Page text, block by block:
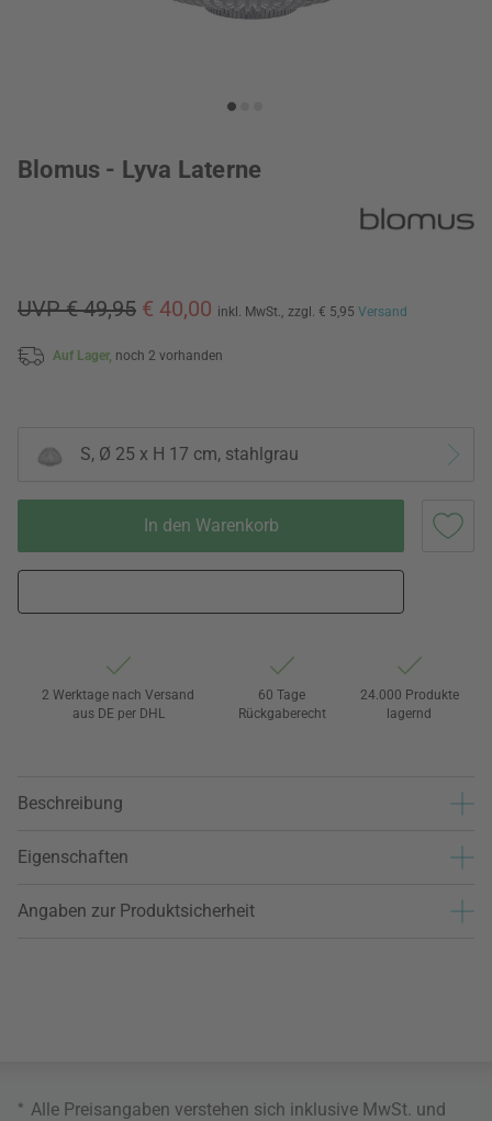
Blomus - Lyva Laterne
UVP € 49,95 € 40,00 inkl. MwSt., zzgl. € 5,95 Versand
Auf Lager, noch 2 vorhanden
S, Ø 25 x H 17 cm, stahlgrau
In den Warenkorb
2 Werktage nach Versand
aus DE per DHL
60 Tage
Rückgaberecht
24.000 Produkte
lagernd
Beschreibung
Eigenschaften
Angaben zur Produktsicherheit
* Alle Preisangaben verstehen sich inklusive MwSt. und